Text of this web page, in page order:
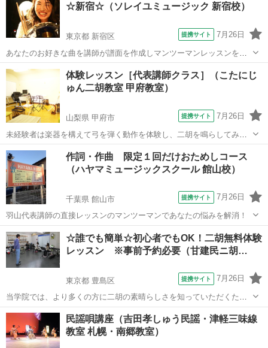
☆新宿☆（ソレイユミュージック 新宿校）
東京都 新宿区 提携サイト 7月26日
あなたのお好きな曲を講師が譜面を作成しマンツーマンレッスンを致
します 生徒さんのレベルにあわせて楽譜もアレンジ致しますので、 必
ずどなたでも2，3ヶ月でお好きな曲がマスターできます！ クラシック
からビックバンドまで！ イケメ...
東京 新宿区 その他
体験レッスン［代表講師クラス］（こたにじ
ゅん二胡教室 甲府教室）
山梨県 甲府市 提携サイト 7月26日
未経験者は楽器を構えて弓を弾く動作を体験し、二胡を鳴らしてみる
ところからスタートします。 経験者は現状のご自身の悩みや不満点を
伺い、改善方法を指導していきます。
山梨 甲府市 その他
作詞・作曲 限定１回だけおためしコース
（ハヤマミュージックスクール 館山校）
千葉県 館山市 提携サイト 7月26日
羽山代表講師の直接レッスンのマンツーマンであなたの悩みを解消！
千葉 館山市 その他
☆誰でも簡単☆初心者でもOK！二胡無料体験
レッスン ※事前予約必要（甘建民ニ胡…
東京都 豊島区 提携サイト 7月26日
当学院では、より多くの方に二胡の素晴らしさを知っていただくため
に無料体験レッスンを随時行っています。 お時間に関しましては、ご
連絡を頂いた際に調整を行います。 まずは一度ご連絡ください！！
東京 豊島区 その他
民謡唄講座（吉田孝しゅう民謡・津軽三味線
教室 札幌・南郷教室）